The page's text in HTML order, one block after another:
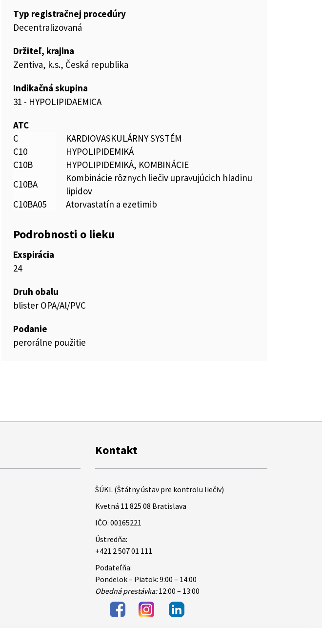
Typ registračnej procedúry
Decentralizovaná
Držiteľ, krajina
Zentiva, k.s., Česká republika
Indikačná skupina
31 - HYPOLIPIDAEMICA
ATC
C
KARDIOVASKULÁRNY SYSTÉM
C10
HYPOLIPIDEMIKÁ
C10B
HYPOLIPIDEMIKÁ, KOMBINÁCIE
C10BA
Kombinácie rôznych liečiv upravujúcich hladinu
lipidov
C10BA05
Atorvastatín a ezetimib
Podrobnosti o lieku
Exspirácia
24
Druh obalu
blister OPA/Al/PVC
Podanie
perorálne použitie
Kontakt
ŠÚKL (Štátny ústav pre kontrolu liečiv)
Kvetná 11 825 08 Bratislava
IČO: 00165221
Ústredňa:
+421 2 507 01 111
Podateľňa:
Pondelok – Piatok: 9:00 – 14:00
Obedná prestávka:12:00 – 13:00